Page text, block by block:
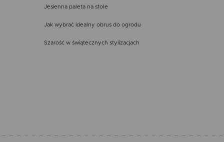
Jesienna paleta na stole
Jak wybrać idealny obrus do ogrodu
Szarość w świątecznych stylizacjach